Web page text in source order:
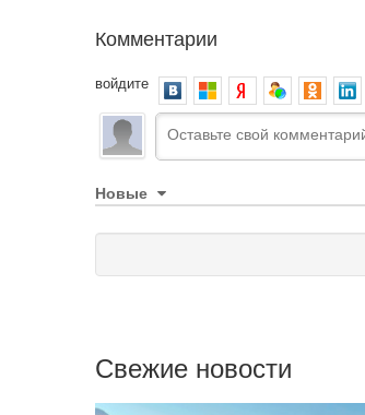
Комментарии
войдите
Новые
Свежие новости